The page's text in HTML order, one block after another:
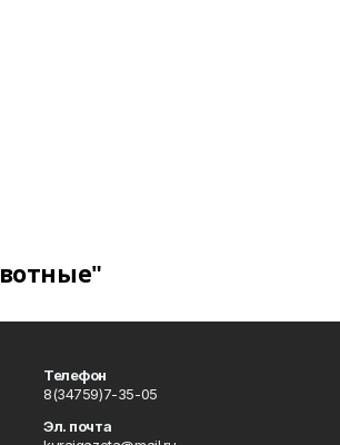
Телефон
8(34759)7-35-05
Эл. почта